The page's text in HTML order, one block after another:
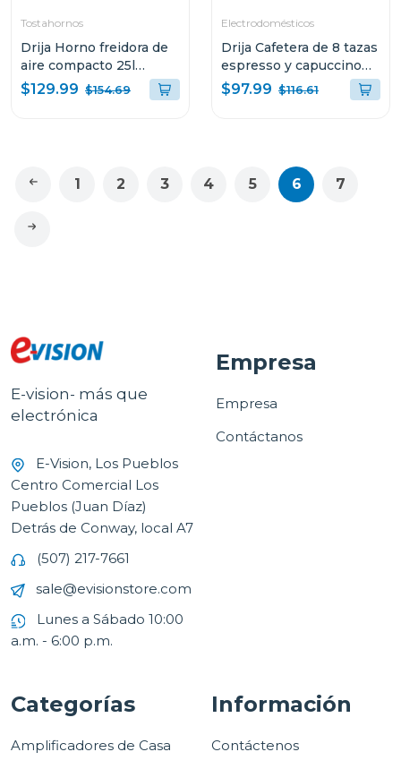
Tostahornos
Drija Horno freidora de
aire compacto 25l
bruschetta
$129.99 $154.69
Electrodomésticos
Drija Cafetera de 8 tazas
espresso y capuccino
sistema digital con
sistema espumador
$97.99 $116.61
1 2 3 4 5 6 7
E-vision- más que
electrónica
E-Vision, Los Pueblos
Centro Comercial Los
Pueblos (Juan Díaz)
Detrás de Conway, local A7
(507) 217-7661
sale@evisionstore.com
Lunes a Sábado 10:00
a.m. - 6:00 p.m.
Empresa
Empresa
Contáctanos
Categorías
Amplificadores de Casa
Información
Contáctenos